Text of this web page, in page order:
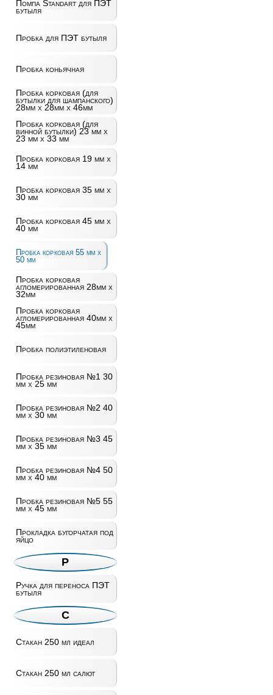
Помпа Standart для ПЭТ
бутыля
Пробка для ПЭТ бутыля
Пробка коньячная
Пробка корковая (для
бутылки для шампанского)
28мм х 28мм х 46мм
Пробка корковая (для
винной бутылки) 23 мм х
23 мм х 33 мм
Пробка корковая 19 мм х
14 мм
Пробка корковая 35 мм х
30 мм
Пробка корковая 45 мм х
40 мм
Пробка корковая 55 мм х
50 мм
Пробка корковая
агломерированная 28мм х
32мм
Пробка корковая
агломерированная 40мм х
45мм
Пробка полиэтиленовая
Пробка резиновая №1 30
мм х 25 мм
Пробка резиновая №2 40
мм х 30 мм
Пробка резиновая №3 45
мм х 35 мм
Пробка резиновая №4 50
мм х 40 мм
Пробка резиновая №5 55
мм х 45 мм
Прокладка бугорчатая под
яйцо
Р
Ручка для переноса ПЭТ
бутыля
С
Стакан 250 мл идеал
Стакан 250 мл салют